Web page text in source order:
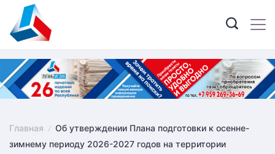
content
Главная
Об утверждении Плана подготовки к осенне-
зимнему периоду 2026-2027 годов на территории